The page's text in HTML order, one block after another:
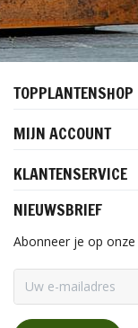
TOPPLANTENSHOP
MIJN ACCOUNT
KLANTENSERVICE
NIEUWSBRIEF
Abonneer je op